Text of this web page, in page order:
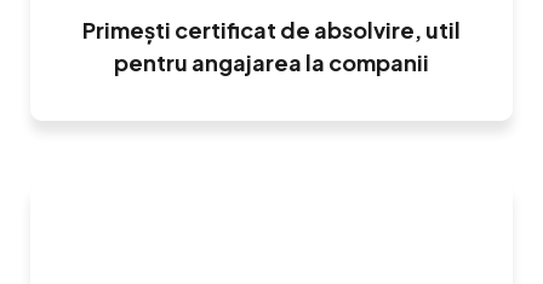
Primești certificat de absolvire, util
pentru angajarea la companii